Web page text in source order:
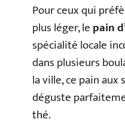
Pour ceux qui
plus léger, lepain
spécialité locale
dans plusieurs
la ville, ce pain aux
déguste
thé.